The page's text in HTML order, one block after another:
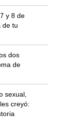
y 8 de
de tu
dos
de
sexual,
creyó: